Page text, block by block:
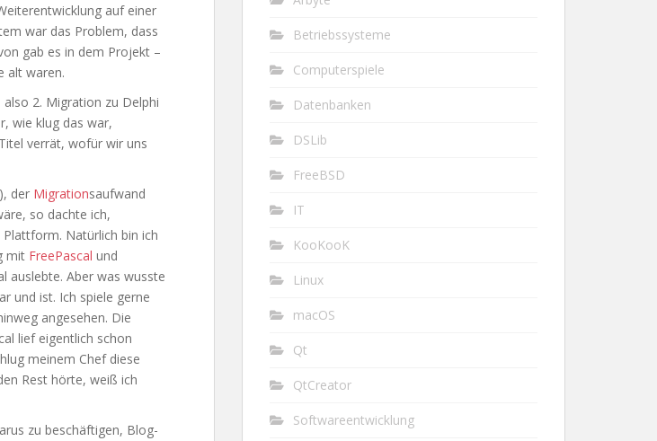
auf einer
war das Problem, dass
gab es in dem Projekt –
alt waren.
2. Migration zu Delphi
wie klug das war,
verrät, wofür wir uns
der Migrationsaufwand
so dachte ich,
Natürlich bin ich
mit FreePascal und
auslebte. Aber was wusste
und ist. Ich spiele gerne
angesehen. Die
lief eigentlich schon
meinem Chef diese
Rest hörte, weiß ich
zu beschäftigen, Blog-
Betriebssysteme
Computerspiele
Datenbanken
DSLib
FreeBSD
IT
KooKooK
Linux
macOS
Qt
QtCreator
Softwareentwicklung